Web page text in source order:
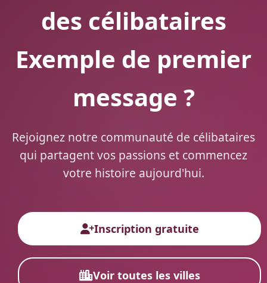
des célibataires
Exemple de premier
message ?
Rejoignez notre communauté de célibataires
qui partagent vos passions et commencez
votre histoire aujourd'hui.
Inscription gratuite
Voir toutes les villes